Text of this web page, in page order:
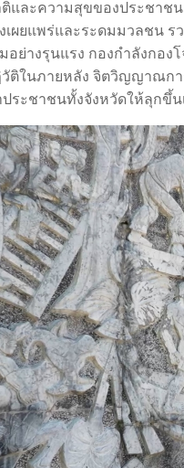
ติและความสุขของประชา
เผยแพร่และระดมมวลชน
อย่างรุนแรง กองกำลังกอง
ติในภายหลัง จิตวิญญาณกา
ประชาชนทั้งจังหวัดให้ลุกขึ้